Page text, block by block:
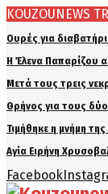
KOUZOUNEWS
Ουρές για
Η Έλενα Παπαρίζου
Μετά τους τρεις
Θρήνος για τους
Τιμήθηκε η μνήμη
Αγία Ειρήνη
Facebook